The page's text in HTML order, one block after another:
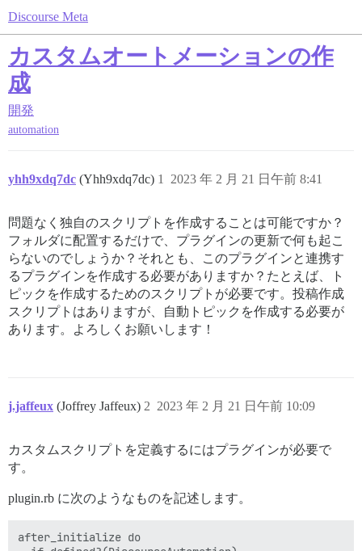
Discourse Meta
カスタムオートメーションの作
成
開発
automation
yhh9xdq7dc (Yhh9xdq7dc) 2023 年 2 月 21 日午前 8:41
1
問題なく独自のスクリプトを作成することは可能ですか？
フォルダに配置するだけで、プラグインの更新で何も起こ
らないのでしょうか？それとも、このプラグインと連携す
るプラグインを作成する必要がありますか？たとえば、ト
ピックを作成するためのスクリプトが必要です。投稿作成
スクリプトはありますが、自動トピックを作成する必要が
あります。よろしくお願いします！
j.jaffeux (Joffrey Jaffeux) 2023 年 2 月 21 日午前 10:09
2
カスタムスクリプトを定義するにはプラグインが必要で
す。
plugin.rb に次のようなものを記述します。
after_initialize do